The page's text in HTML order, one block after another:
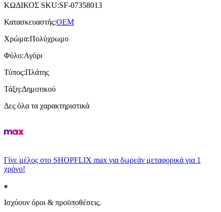
ΚΩΔΙΚΟΣ SKU:SF-07358013
Κατασκευαστής:OEM
Χρώμα:Πολύχρωμο
Φύλο:Αγόρι
Τύπος:Πλάτης
Τάξη:Δημοτικού
Δες όλα τα χαρακτηριστικά
Γίνε μέλος στο SHOPFLIX max για δωρεάν μεταφορικά για 1
χρόνο!
Ισχύουν όροι & προϋποθέσεις.